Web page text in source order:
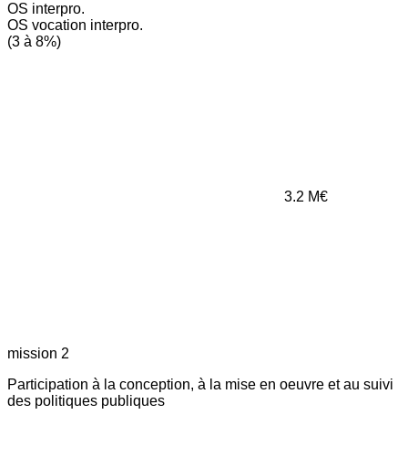
OS interpro.
OS vocation interpro.
(3 à 8%)
3.2 M€
mission 2
Participation à la conception, à la mise en oeuvre et au suivi
des politiques publiques